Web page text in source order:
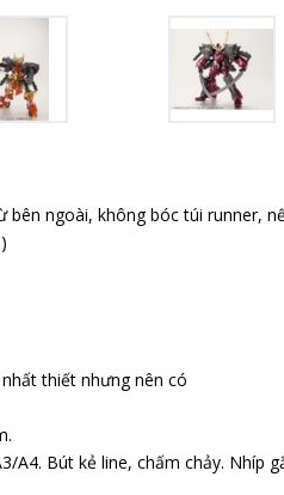
ngoài, không bóc túi runner,
thiết nhưng nên có
A4. Bút kẻ line, chấm chảy. Nhíp